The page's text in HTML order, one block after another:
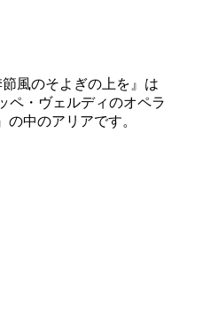
節風のそよぎの上を』は
ペ・ヴェルディのオペラ
の中のアリアです。